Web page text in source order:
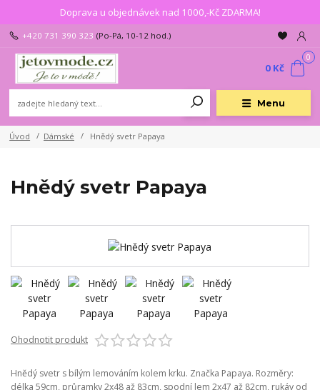
Doprava u objednávek nad 1000,-Kč ZDARMA!
Menu
+420 731 390 323 (Po-Pá, 10-12 hod.)
0
0 Kč
Úvod Dámské Hnědý svetr Papaya
Hnědý svetr Papaya
Ohodnotit produkt
Hnědý svetr s bílým lemováním kolem krku. Značka Papaya. Rozměry:
délka 59cm, průramky 2x48 až 83cm, spodní lem 2x47 až 82cm, rukáv od